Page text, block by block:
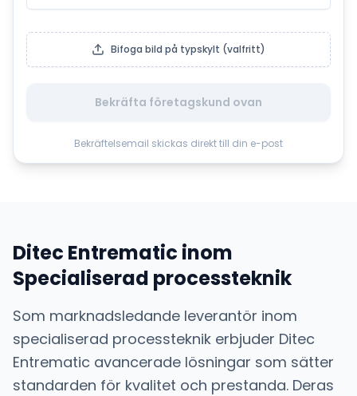
Bifoga bild på typskylt (valfritt)
Bekräfta företagskund ovan
Bekräftelsemail skickas direkt till din e-post
Ditec Entrematic inom
Specialiserad processteknik
Som marknadsledande leverantör inom
specialiserad processteknik erbjuder Ditec
Entrematic avancerade lösningar som sätter
standarden för kvalitet och prestanda. Deras